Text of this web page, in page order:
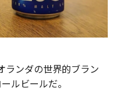
ランダの世界的ブラン
ルビールだ。